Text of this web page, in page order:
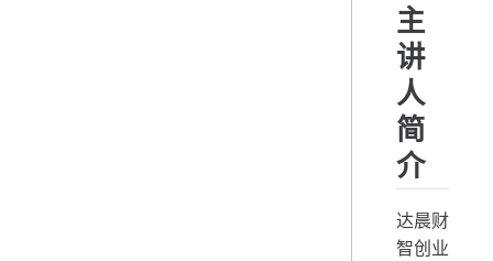
主
讲
人
简
介
达晨财
智创业